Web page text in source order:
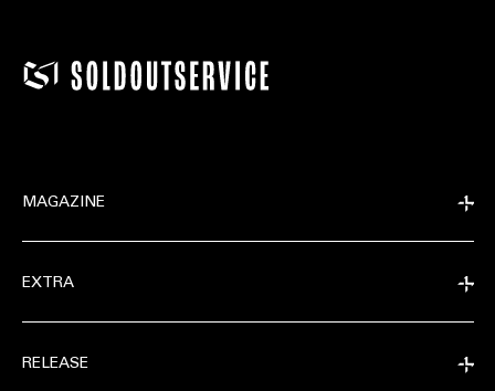
MAGAZINE
EXTRA
RELEASE